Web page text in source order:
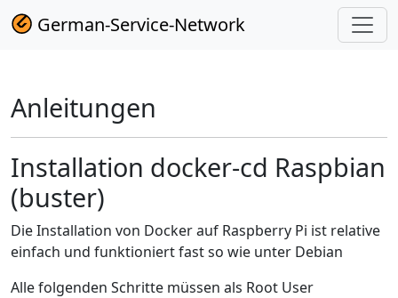
German-Service-Network
Anleitungen
Installation docker-cd Raspbian
(buster)
Die Installation von Docker auf Raspberry Pi ist relative
einfach und funktioniert fast so wie unter Debian
Alle folgenden Schritte müssen als Root User